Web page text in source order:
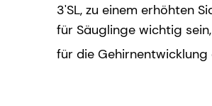
3'SL, zu einem erhöhten
für Säuglinge wichtig
für die